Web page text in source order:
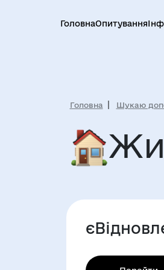
ГоловнаОпитування
Головна Шукаю